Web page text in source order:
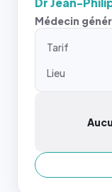
Médecin
Tarif
Lieu